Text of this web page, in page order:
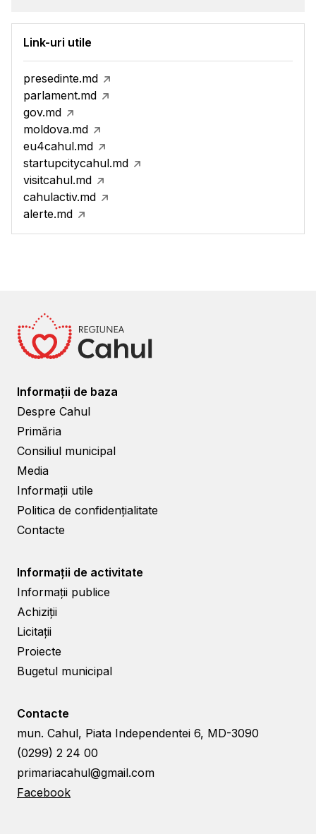
Link-uri utile
presedinte.md
parlament.md
gov.md
moldova.md
eu4cahul.md
startupcitycahul.md
visitcahul.md
cahulactiv.md
alerte.md
Informații de baza
Despre Cahul
Primăria
Consiliul municipal
Media
Informații utile
Politica de confidențialitate
Contacte
Informații de activitate
Informații publice
Achiziții
Licitații
Proiecte
Bugetul municipal
Contacte
mun. Cahul, Piata Independentei 6, MD-3090
(0299) 2 24 00
primariacahul@gmail.com
Facebook